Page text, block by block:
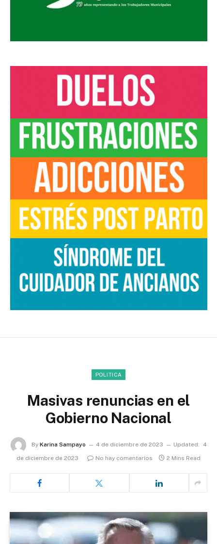
POLITICA
Masivas renuncias en el
Gobierno Nacional
By Karina Sampayo 4 de diciembre de 2023 Updated:
4
de diciembre de 2023
No hay comentarios 2 Mins Read